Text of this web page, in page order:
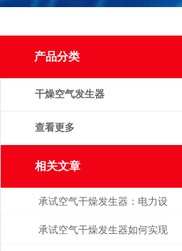
产品分类
干燥空气发生器
查看更多
相关文章
承试空气干燥发生器：电力设
备绝缘维护的守护者
承试空气干燥发生器如何实现